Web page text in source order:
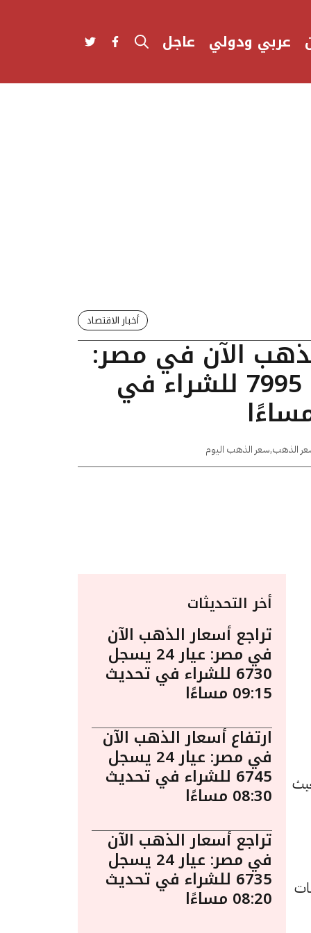
عربي ودولي عاجل
أخبار الاقتصاد
الآن في مصر:
عيار 24 يسجل 7995 للشراء في
الذهب,سعر الذهب اليوم
4:55 مساءً. حيث
بانخفاض قدره 5 جنيهات
أخر التحديثات
تراجع أسعار الذهب الآن
في مصر: عيار 24 يسجل
6730 للشراء في تحديث
09:15 مساءًا
ارتفاع أسعار الذهب الآن
في مصر: عيار 24 يسجل
6745 للشراء في تحديث
08:30 مساءًا
تراجع أسعار الذهب الآن
في مصر: عيار 24 يسجل
6735 للشراء في تحديث
08:20 مساءًا